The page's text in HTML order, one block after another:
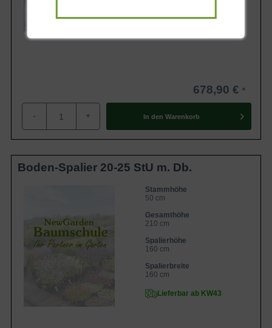
Lieferbar ab KW43
678,90 €
- + In den Warenkorb
Boden-Spalier 20-25 StU m. Db.
Stammhöhe
50 cm
Gesamthöhe
210 cm
Spalierhöhe
160 cm
Spalierbreite
160 cm
Lieferbar ab KW43